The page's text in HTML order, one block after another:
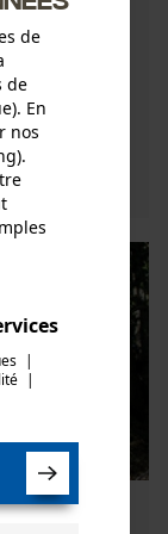
la forêt
bien
de
de
En
nos
|
|